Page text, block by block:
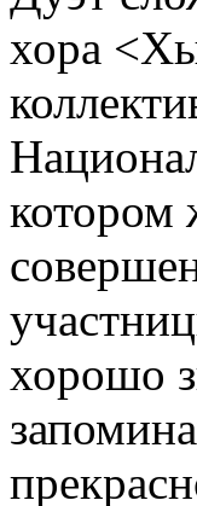
хора
котором
хорошо